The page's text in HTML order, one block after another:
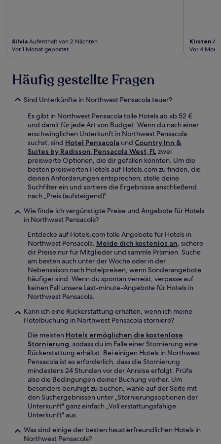
Silvia Aufenthalt von 2 Nächten
Vor 1 Monat gepostet
Kirsten
Vor 4
Häufig gestellte Fragen
Sind Unterkünfte in Northwest Pensacola teuer?
Es gibt in Northwest Pensacola tolle Hotels ab ab 52 €
und damit für jede Art von Budget. Wenn du nach einer
erschwinglichen Unterkunft in Northwest Pensacola
suchst, sind Hotel Pensacola und Country Inn &
Suites by Radisson, Pensacola West, FL zwei
preiswerte Optionen, die dir gefallen könnten. Um die
besten preiswerten Hotels auf Hotels.com zu finden, die
deinen Anforderungen entsprechen, stelle deine
Suchfilter ein und sortiere die Ergebnisse anschließend
nach „Preis (aufsteigend)".
Wie finde ich vergünstigte Preise und Angebote für Hotels
in Northwest Pensacola?
Entdecke auf Hotels.com tolle Angebote für Hotels in
Northwest Pensacola. Melde dich kostenlos an, sichere
dir Preise nur für Mitglieder und sammle Prämien. Suche
am besten auch unter der Woche oder in der
Nebensaison nach Hotelpreisen, wenn Sonderangebote
häufiger sind. Wenn du spontan verreist, verpasse auf
keinen Fall unsere Last-minute-Angebote für Hotels in
Northwest Pensacola.
Kann ich eine Rückerstattung erhalten, wenn ich meine
Hotelbuchung in Northwest Pensacola storniere?
Die meisten Hotels ermöglichen die kostenlose
Stornierung, sodass du im Falle einer Stornierung eine
Rückerstattung erhältst. Bei einigen Hotels in Northwest
Pensacola ist es erforderlich, dass die Stornierung
mindestens 24 Stunden vor der Anreise erfolgt. Prüfe
also die Bedingungen deiner Buchung vorher. Um
besonders beruhigt zu buchen, wähle auf der Seite mit
den Suchergebnissen unter „Stornierungsoptionen der
Unterkunft" ganz einfach „Voll erstattungsfähige
Unterkunft" aus.
Was sind einige der besten haustierfreundlichen Hotels in
Northwest Pensacola?